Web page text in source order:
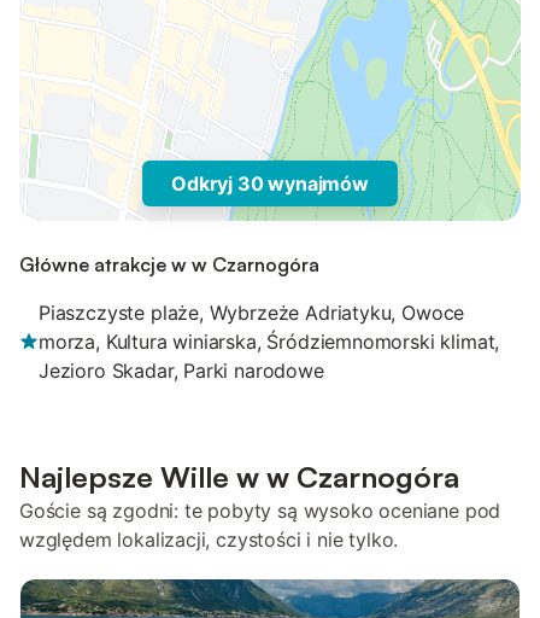
Odkryj 30 wynajmów
Główne atrakcje w w Czarnogóra
Piaszczyste plaże, Wybrzeże Adriatyku, Owoce
morza, Kultura winiarska, Śródziemnomorski klimat,
Jezioro Skadar, Parki narodowe
Najlepsze Wille w w Czarnogóra
Goście są zgodni: te pobyty są wysoko oceniane pod
względem lokalizacji, czystości i nie tylko.